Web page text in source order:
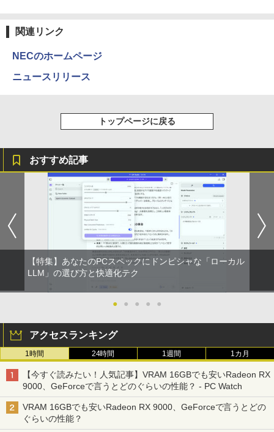
￥14,916
永瀬廉 ファースト写真集（仮） [ 永瀬廉
]
￥3,960
ちいかわ なんか小さくてかわいいやつ
（1） （ワイドKC） [ ナガノ ]
Anker Soundcore P31i ピンク
Anker Soundcore Liberty 5 ディープブルー
【2026年アップグレード版】AOKIMI ワイヤ
レスイヤホン bluetooth イヤホン V12 小型
軽量 ブルートゥースHi-Fi 最大36時間再生 ぶ
るーとゅーす コードレス ENCノイズキャン
セリング 自動ペアリング Type-C充電 マイク
付き 防水 タッチ式音量調整 スポーツ/通勤/通
学/WEB会議(ホワイト)
￥1,964
レスイヤホン Bluetooth 5.4 ノイズキャンセ
リング ANC 36時間再生
￥3,480
￥250
￥250
On My Road (Stadium ver.)
￥250
On My Road (Stadium ver.)
￥250
￥1,117
by Amazon 炭酸水 ラベルレス 500ml ×24本
強炭酸水 ペットボトル 500ミリリットル (Sm
art Basic)
￥1,625
【Amazon.co.jp限定】 伊藤園 磨かれて、澄
みきった日本の水 2L 8本 ラベルレス [ ケース
] [ 水 ] [ ペットボトル ] [ 箱買い ] [ ストック
] [ 水分補給 ]
￥832
￥594
HUNTER×HUNTER モノクロ版 39 (ジャンプ
コミックスDIGITAL)
￥572
スーパーの裏でヤニ吸うふたり 9巻 (デジタル
版ビッグガンガンコミックス)
￥810
関連リンク
NECのホームページ
ニュースリリース
トップページに戻る
おすすめ記事
【特集】あなたのPCスペックにドンピシャな「ローカル
LLM」の選び方と快適化テク
● ● ● ● ●
アクセスランキング
1時間 24時間 1週間 1カ月
【今すぐ読みたい！人気記事】VRAM 16GBでも安いRadeon RX
9000、GeForceで言うとどのぐらいの性能？ - PC Watch
VRAM 16GBでも安いRadeon RX 9000、GeForceで言うとどの
ぐらいの性能？